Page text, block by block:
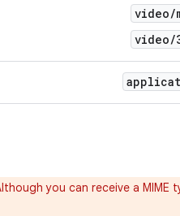
video/
video/
you can receive a MIME